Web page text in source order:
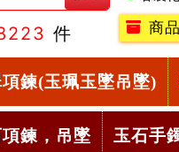
件
商
鍊(玉珮玉墜吊墜)
鍊，吊墜 玉石手